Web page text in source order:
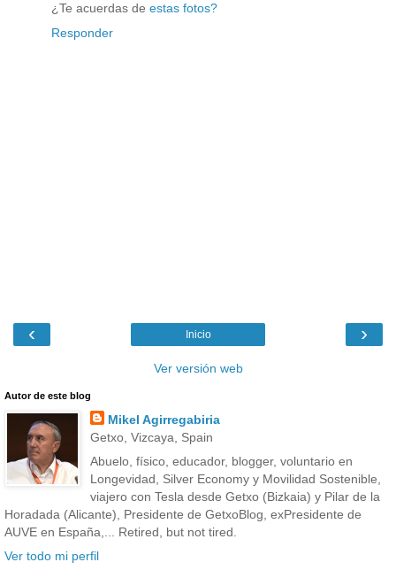
¿Te acuerdas de estas fotos?
Responder
‹ ›
Inicio
Ver versión web
Autor de este blog
Mikel Agirregabiria
Getxo, Vizcaya, Spain
Abuelo, físico, educador, blogger, voluntario en
Longevidad, Silver Economy y Movilidad Sostenible,
viajero con Tesla desde Getxo (Bizkaia) y Pilar de la
Horadada (Alicante), Presidente de GetxoBlog, exPresidente de
AUVE en España,... Retired, but not tired.
Ver todo mi perfil